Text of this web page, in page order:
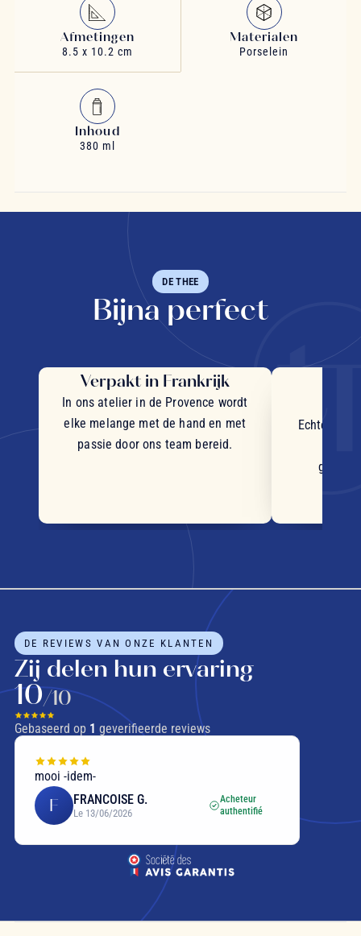
Afmetingen
8.5 x 10.2 cm
Materialen
Porselein
Inhoud
380 ml
DE THEE
Bijna perfect
Verpakt in Frankrijk
In ons atelier in de Provence wordt
elke melange met de hand en met
passie door ons team bereid.
Echte
DE REVIEWS VAN ONZE KLANTEN
Zij delen hun ervaring
10/10
Gebaseerd op 1 geverifieerde reviews
mooi -idem-
F FRANCOISE G.
Le 13/06/2026
Acheteur
authentifié